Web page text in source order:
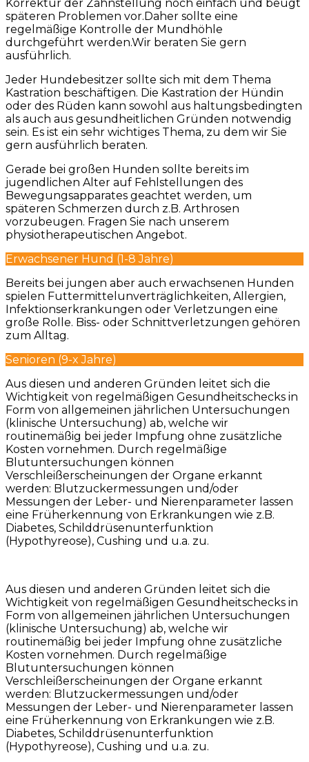
Korrektur der Zahnstellung noch einfach und beugt
späteren Problemen vor.Daher sollte eine
regelmäßige Kontrolle der Mundhöhle
durchgeführt werden.Wir beraten Sie gern
ausführlich.
Jeder Hundebesitzer sollte sich mit dem Thema
Kastration beschäftigen. Die Kastration der Hündin
oder des Rüden kann sowohl aus haltungsbedingten
als auch aus gesundheitlichen Gründen notwendig
sein. Es ist ein sehr wichtiges Thema, zu dem wir Sie
gern ausführlich beraten.
Gerade bei großen Hunden sollte bereits im
jugendlichen Alter auf Fehlstellungen des
Bewegungsapparates geachtet werden, um
späteren Schmerzen durch z.B. Arthrosen
vorzubeugen. Fragen Sie nach unserem
physiotherapeutischen Angebot.
Erwachsener Hund (1-8 Jahre)
Bereits bei jungen aber auch erwachsenen Hunden
spielen Futtermittelunverträglichkeiten, Allergien,
Infektionserkrankungen oder Verletzungen eine
große Rolle. Biss- oder Schnittverletzungen gehören
zum Alltag.
Senioren (9-x Jahre)
Aus diesen und anderen Gründen leitet sich die
Wichtigkeit von regelmäßigen Gesundheitschecks in
Form von allgemeinen jährlichen Untersuchungen
(klinische Untersuchung) ab, welche wir
routinemäßig bei jeder Impfung ohne zusätzliche
Kosten vornehmen. Durch regelmäßige
Blutuntersuchungen können
Verschleißerscheinungen der Organe erkannt
werden: Blutzuckermessungen und/oder
Messungen der Leber- und Nierenparameter lassen
eine Früherkennung von Erkrankungen wie z.B.
Diabetes, Schilddrüsenunterfunktion
(Hypothyreose), Cushing und u.a. zu.
Aus diesen und anderen Gründen leitet sich die
Wichtigkeit von regelmäßigen Gesundheitschecks in
Form von allgemeinen jährlichen Untersuchungen
(klinische Untersuchung) ab, welche wir
routinemäßig bei jeder Impfung ohne zusätzliche
Kosten vornehmen. Durch regelmäßige
Blutuntersuchungen können
Verschleißerscheinungen der Organe erkannt
werden: Blutzuckermessungen und/oder
Messungen der Leber- und Nierenparameter lassen
eine Früherkennung von Erkrankungen wie z.B.
Diabetes, Schilddrüsenunterfunktion
(Hypothyreose), Cushing und u.a. zu.